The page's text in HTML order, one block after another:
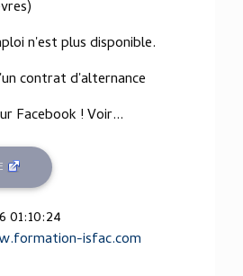
n'est plus disponible.
contrat d'alternance
Facebook ! Voir...
01:10:24
isfac.com